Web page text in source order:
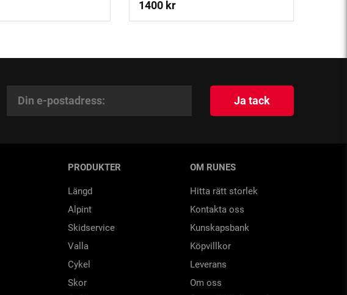
1400 kr
Ja tack
PRODUKTER
Längd
Alpint
Skidservice
Valla
Cykel
Skor
OM RUNES
Hitta rätt storlek
Kontakta oss
Kunskapsbank
Köpvillkor
Leverans
Om oss